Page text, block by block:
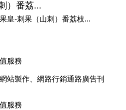
）番荔...
皇-刺果（山刺）番荔枝...
服務
站製作、網路行銷通路廣告刊
社銷售，全面優惠中....
服務